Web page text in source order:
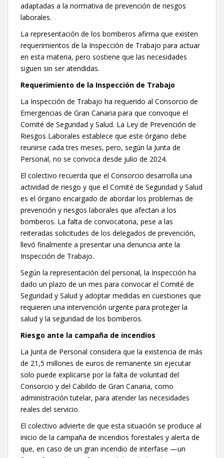
adaptadas a la normativa de prevención de riesgos
laborales.
La representación de los bomberos afirma que existen
requerimientos de la Inspección de Trabajo para actuar
en esta materia, pero sostiene que las necesidades
siguen sin ser atendidas.
Requerimiento de la Inspección de Trabajo
La Inspección de Trabajo ha requerido al Consorcio de
Emergencias de Gran Canaria para que convoque el
Comité de Seguridad y Salud. La Ley de Prevención de
Riesgos Laborales establece que este órgano debe
reunirse cada tres meses, pero, según la Junta de
Personal, no se convoca desde julio de 2024.
El colectivo recuerda que el Consorcio desarrolla una
actividad de riesgo y que el Comité de Seguridad y Salud
es el órgano encargado de abordar los problemas de
prevención y riesgos laborales que afectan a los
bomberos. La falta de convocatoria, pese a las
reiteradas solicitudes de los delegados de prevención,
llevó finalmente a presentar una denuncia ante la
Inspección de Trabajo.
Según la representación del personal, la Inspección ha
dado un plazo de un mes para convocar el Comité de
Seguridad y Salud y adoptar medidas en cuestiones que
requieren una intervención urgente para proteger la
salud y la seguridad de los bomberos.
Riesgo ante la campaña de incendios
La Junta de Personal considera que la existencia de más
de 21,5 millones de euros de remanente sin ejecutar
solo puede explicarse por la falta de voluntad del
Consorcio y del Cabildo de Gran Canaria, como
administración tutelar, para atender las necesidades
reales del servicio.
El colectivo advierte de que esta situación se produce al
inicio de la campaña de incendios forestales y alerta de
que, en caso de un gran incendio de interfase —un